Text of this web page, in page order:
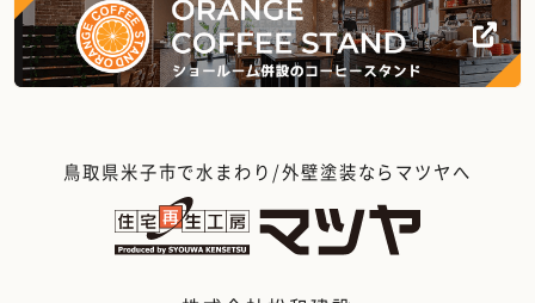
鳥取県米子市で水まわり/外壁塗装ならマツヤへ